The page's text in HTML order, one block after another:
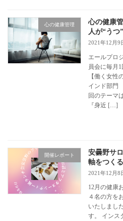
心の健康管理
心の健康
人が“うつ
2021年12月9
エールプロ
員会に毎月
【働く女性
インド部門
回のテーマ
『身近 […]
開催レポート
安曇野サ
軸をつく
2021年12月8
12月の健康
４名の方を
いたしまし
す。 インス